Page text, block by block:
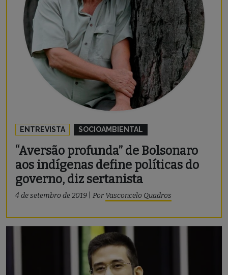
ENTREVISTA SOCIOAMBIENTAL
“Aversão profunda” de Bolsonaro
aos indígenas define políticas do
governo, diz sertanista
4 de setembro de 2019 Por Vasconcelo Quadros